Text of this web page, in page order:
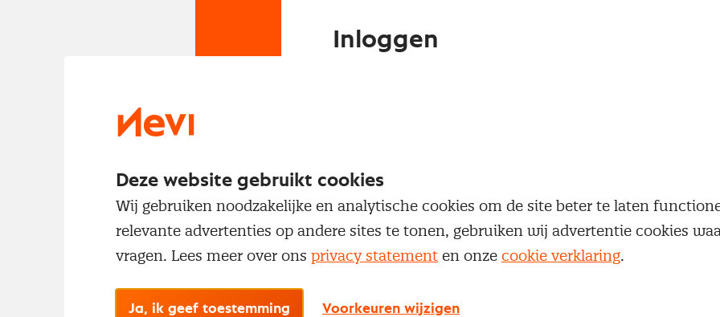
Inloggen
Deze website gebruikt cookies
Wij gebruiken noodzakelijke en analytische cookies om de site beter te laten
relevante advertenties op andere sites te tonen, gebruiken wij advertentie cookies
vragen. Lees meer over ons privacy statement en onze cookie verklaring.
Ja, ik geef toestemming Voorkeuren wijzigen